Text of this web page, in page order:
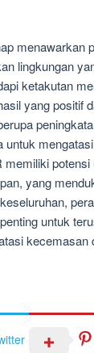
menawarkan
lingkungan
ketakutan
yang positif
yang
untuk